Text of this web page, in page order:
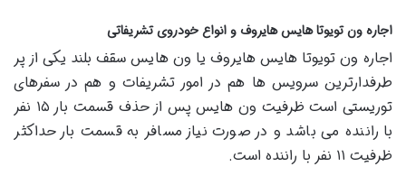
اجاره ون تویوتا هایس هایروف و انواع خودروی تشریفاتی
اجاره ون تویوتا هایس هایروف یا ون هایس سقف بلند یکی از پر
طرفدارترین سرویس ها هم در امور تشریفات و هم در سفرهای
توریستی است ظرفیت ون هایس پس از حذف قسمت بار ۱۵ نفر
با راننده می باشد و در صورت نیاز مسافر به قسمت بار حداکثر
ظرفیت ۱۱ نفر با راننده است.